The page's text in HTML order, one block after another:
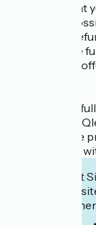
To ensure that
in the best
completely
decor and are
dishwasher,
You'll enjoy a
large-screen
that we'll have
a garden area
Interessiert
deren